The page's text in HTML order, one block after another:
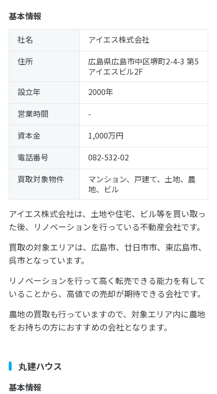
基本情報
社名
アイエス株式会社
住所
広島県広島市中区堺町2-4-3 第5
アイエスビル2F
設立年
2000年
営業時間
-
資本金
1,000万円
電話番号
082-532-02
買取対象物件
マンション、戸建て、土地、農
地、ビル
アイエス株式会社は、土地や住宅、ビル等を買い取っ
た後、リノベーションを行っている不動産会社です。
買取の対象エリアは、広島市、廿日市市、東広島市、
呉市となっています。
リノベーションを行って高く転売できる能力を有して
いることから、高値での売却が期待できる会社です。
農地の買取も行っていますので、対象エリア内に農地
をお持ちの方におすすめの会社となります。
丸建ハウス
基本情報